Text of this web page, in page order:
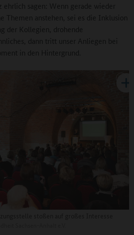
ehrlich sagen: Wenn gerade wieder
Themen anstehen, sei es die Inklusion
der Kollegien, drohende
dann tritt unser Anliegen bei
in den Hintergrund.